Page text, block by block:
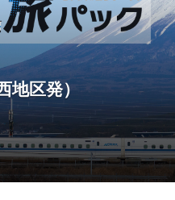
区発）